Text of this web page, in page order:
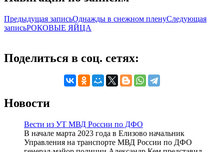
Предыдущая записьОднажды в снежном пленуСледующая
записьРОКОВЫЕ ЯЙЦА
Поделиться в соц. сетях:
Новости
Вести из УТ МВД России по ДФО
В начале марта 2023 года в Елизово начальник
Управления на транспорте МВД России по ДФО